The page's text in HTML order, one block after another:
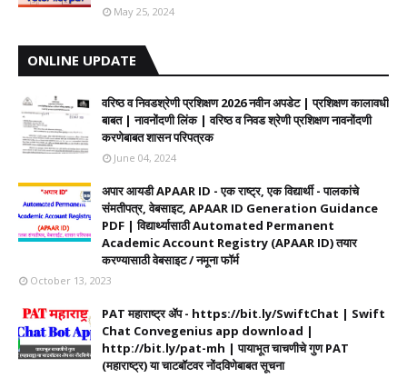
May 25, 2024
ONLINE UPDATE
वरिष्ठ व निवडश्रेणी प्रशिक्षण 2026 नवीन अपडेट | प्रशिक्षण कालावधी‌
बाबत | नावनोंदणी लिंक | वरिष्ठ व निवड श्रेणी प्रशिक्षण नावनोंदणी
करणेबाबत शासन परिपत्रक
June 04, 2024
अपार आयडी APAAR ID - एक राष्ट्र, एक विद्यार्थी - पालकांचे
संमतीपत्र, वेबसाइट, APAAR ID Generation Guidance
PDF | विद्यार्थ्यासाठी Automated Permanent
Academic Account Registry (APAAR ID) तयार
करण्यासाठी वेबसाइट / नमूना फॉर्म
October 13, 2023
PAT महाराष्ट्र ॲप - https://bit.ly/SwiftChat | Swift
Chat Convegenius app download |
http://bit.ly/pat-mh | पायाभूत चाचणीचे गुण PAT
(महाराष्ट्र) या चाटबॉटवर नोंदविणेबाबत सूचना